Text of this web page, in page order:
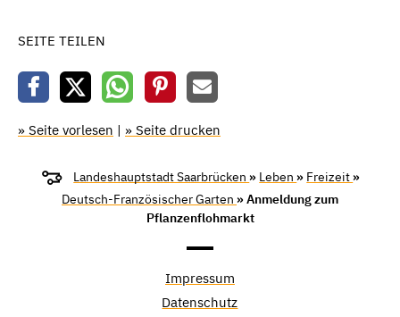
SEITE TEILEN
» Seite vorlesen | » Seite drucken
Landeshauptstadt Saarbrücken » Leben » Freizeit »
Deutsch-Französischer Garten » Anmeldung zum
Pflanzenflohmarkt
Impressum
Datenschutz